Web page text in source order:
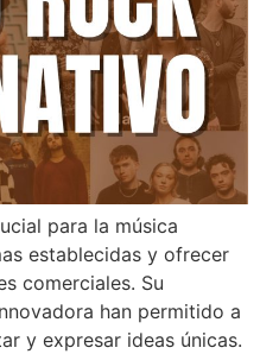
para la música
establecidas y ofrecer
comerciales. Su
han permitido a
y expresar ideas únicas.